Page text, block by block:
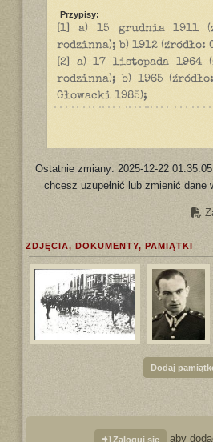
Przypisy:
[1] a) 15 grudnia 1911
rodzinna); b) 1912 (źródło:
[2] a) 17 listopada 1964
rodzinna); b) 1965
Głowacki 1985);
Ostatnie zmiany: 2025-12-22
chcesz uzupełnić lub zmienić dane
ZDJĘCIA, DOKUMENTY, PAMIĄTKI
Dodaj
Zaloguj się aby